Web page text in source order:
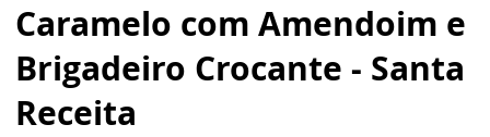
Caramelo com Amendoim e
Brigadeiro Crocante - Santa
Receita